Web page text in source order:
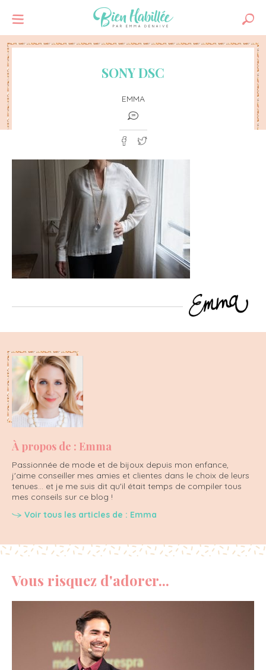
SONY DSC
EMMA
À propos de : Emma
Passionnée de mode et de bijoux depuis mon enfance,
j'aime conseiller mes amies et clientes dans le choix de leurs
tenues... et je me suis dit qu'il était temps de compiler tous
mes conseils sur ce blog !
Voir tous les articles de : Emma
Vous risquez d'adorer...